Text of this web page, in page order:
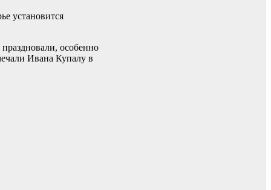
установится
особенно
Ивана Купалу в